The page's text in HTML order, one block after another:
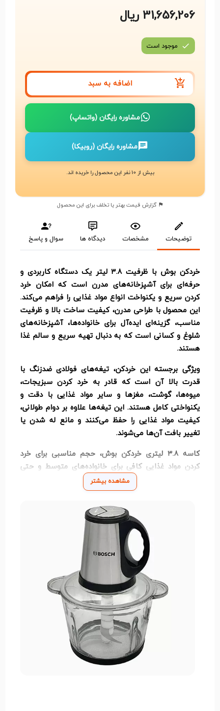
31,656,206 ریال
موجود است
اضافه به سبد
مشاوره رایگان (واتساپ)
مشاوره رایگان (روبیکا)
بیش از 10 نفر این محصول را خریده اند.
گزارش قیمت بهتر یا تخلف برای این محصول
توضیحات مشخصات دیدگاه ها سوال و پاسخ
خردکن بوش با ظرفیت ۳.۸ لیتر یک دستگاه کاربردی و
حرفه‌ای برای آشپزخانه‌های مدرن است که امکان خرد
کردن سریع و یکنواخت انواع مواد غذایی را فراهم می‌کند.
این محصول با طراحی مدرن، کیفیت ساخت بالا و ظرفیت
مناسب، گزینه‌ای ایده‌آل برای خانواده‌ها، آشپزخانه‌های
شلوغ و کسانی است که به دنبال تهیه سریع و سالم غذا
هستند.
ویژگی برجسته این خردکن، تیغه‌های فولادی ضدزنگ با
قدرت بالا آن است که قادر به خرد کردن سبزیجات،
میوه‌ها، گوشت، مغزها و سایر مواد غذایی با دقت و
یکنواختی کامل هستند. این تیغه‌ها علاوه بر دوام طولانی،
کیفیت مواد غذایی را حفظ می‌کنند و مانع له شدن یا
تغییر بافت آن‌ها می‌شوند.
کاسه ۳.۸ لیتری خردکن بوش، حجم مناسبی برای خرد
کردن مواد غذایی کافی برای خانواده‌های متوسط و حتی
مهمانی‌های کوچک فراهم می‌کند. بدنه مقاوم و ارگونومیک
دستگاه، استفاده روزمره را آسان می‌سازد و طول عمر
محصول را تضمین می‌کند.
این خردکن مجهز به کنترل ساده و کاربرپسند است که
امکان استفاده ایمن و راحت را برای همه اعضای خانواده
فراهم می‌کند. پایه‌های ضدلغزش نیز ثبات دستگاه را
هنگام کار تضمین کرده و از تکان خوردن یا سر خوردن آن
جلوگیری می‌کنند.
مشاهده بیشتر